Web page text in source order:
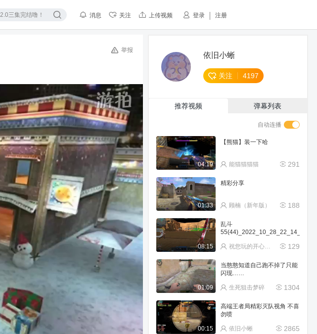
登录 注册
消息 关注 上传视频
举报
依旧小蜥
关注 4197
推荐视频 弹幕列表
自动连播
04:19
【熊猫】装一下哈
291
能猫猫猫猫
01:33
精彩分享
188
顾楠（新年版）
08:15
乱斗
55(44)_2022_10_28_22_14_42_3
129
祝您玩的开心Ngf
01:09
当憨憨知道自己跑不掉了只能
闪现……
1304
生死狙击梦碎
00:15
高端王者局精彩灭队视角 不喜
勿喷
2865
依旧小蜥